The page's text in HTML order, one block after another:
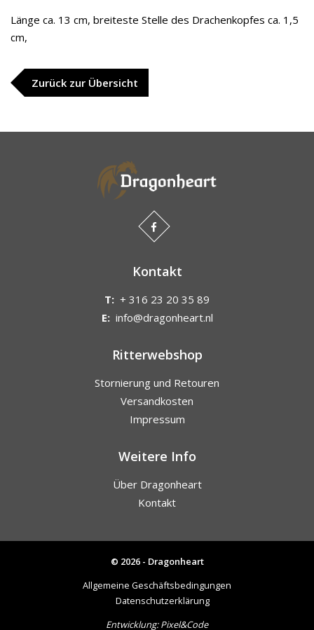
Länge ca. 13 cm, breiteste Stelle des Drachenkopfes ca. 1,5
cm,
Zurück zur Übersicht
Kontakt
T: + 316 23 20 35 89
E: info@dragonheart.nl
Ritterwebshop
Stornierung und Retouren
Versandkosten
Impressum
Weitere Info
Über Dragonheart
Kontakt
© 2026 - Dragonheart
Allgemeine Geschäftsbedingungen
Datenschutzerklärung
Entwicklung:Pixel&Code